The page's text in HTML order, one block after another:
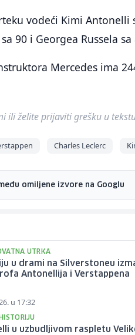
vodeći Kimi Antonelli
90 i Georgea Russela
Mercedes ima
ili želite prijaviti grešku u
Charles Leclerc
omiljene izvore na Googlu
UTRKA
u drami na Silverstoneu
Antonellija i Verstappena
u 17:32
u uzbudljivom raspletu